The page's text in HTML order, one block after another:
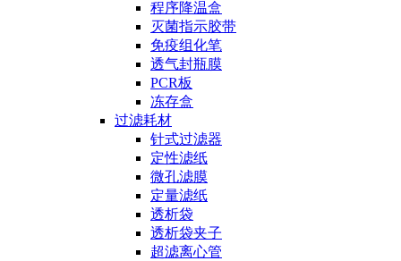
程序降温盒
灭菌指示胶带
免疫组化笔
透气封瓶膜
PCR板
冻存盒
过滤耗材
针式过滤器
定性滤纸
微孔滤膜
定量滤纸
透析袋
透析袋夹子
超滤离心管